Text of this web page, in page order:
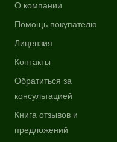
О компании
Помощь покупателю
Лицензия
Контакты
Обратиться за
консультацией
Книга отзывов и
предложений